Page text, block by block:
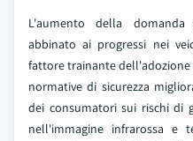
L'aumento della
abbinato ai progressi nei
fattore trainante dell'adozione
normative di sicurezza
dei consumatori sui rischi di
nell'immagine infrarossa e